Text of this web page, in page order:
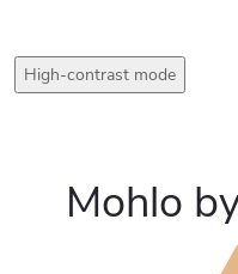
High-contrast mode
Mohlo